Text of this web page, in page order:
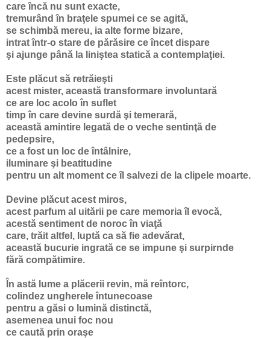
care încă nu sunt exacte,
tremurând în braţele spumei ce se agită,
se schimbă mereu, ia alte forme bizare,
intrat într-o stare de părăsire ce încet dispare
şi ajunge până la liniştea statică a contemplaţiei.
Este plăcut să retrăieşti
acest mister, această transformare involuntară
ce are loc acolo în suflet
timp în care devine surdă şi temerară,
această amintire legată de o veche sentinţă de
pedepsire,
ce a fost un loc de întâlnire,
iluminare şi beatitudine
pentru un alt moment ce îl salvezi de la clipele moarte.
Devine plăcut acest miros,
acest parfum al uitării pe care memoria îl evocă,
acestă sentiment de noroc în viaţă
care, trăit altfel, luptă ca să fie adevărat,
această bucurie ingrată ce se impune şi surpirnde
fără compătimire.
În astă lume a plăcerii revin, mă reîntorc,
colindez ungherele întunecoase
pentru a găsi o lumină distinctă,
asemenea unui foc nou
ce caută prin oraşe